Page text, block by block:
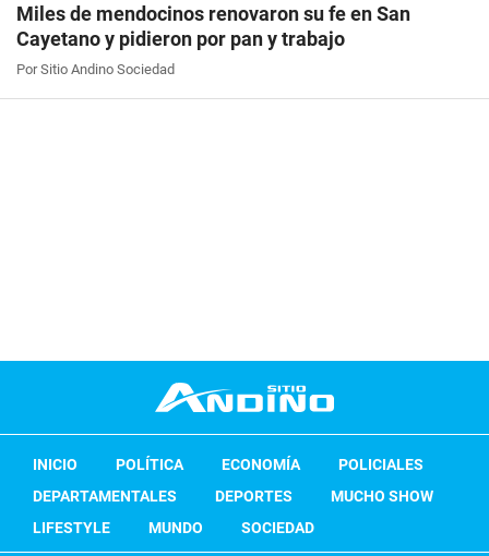
Miles de mendocinos renovaron su fe en San
Cayetano y pidieron por pan y trabajo
Por Sitio Andino Sociedad
INICIO POLÍTICA ECONOMÍA
POLICIALES
DEPARTAMENTALES
DEPORTES
MUCHO SHOW
LIFESTYLE
MUNDO SOCIEDAD